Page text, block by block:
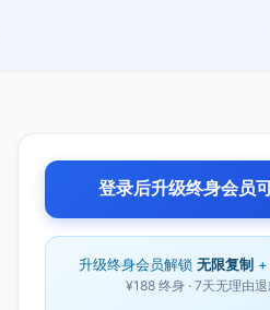
登录后升级终身会员
升级终身会员解锁 无限复制
¥188 终身 · 7天无理由退